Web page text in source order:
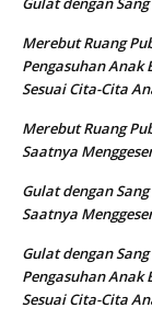
Merebut Ruang
Pengasuhan
Sesuai Cita-Cita
Merebut Ruang
Saatnya
Gulat dengan
Saatnya
Gulat dengan
Pengasuhan
Sesuai Cita-Cita